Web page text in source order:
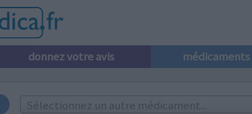
donnez votre avis médicaments
Sélectionnez un autre médicament...